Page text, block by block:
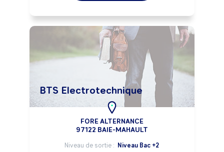
BTS Electrotechnique
FORE ALTERNANCE
97122 BAIE-MAHAULT
Niveau de sortie : Niveau Bac +2